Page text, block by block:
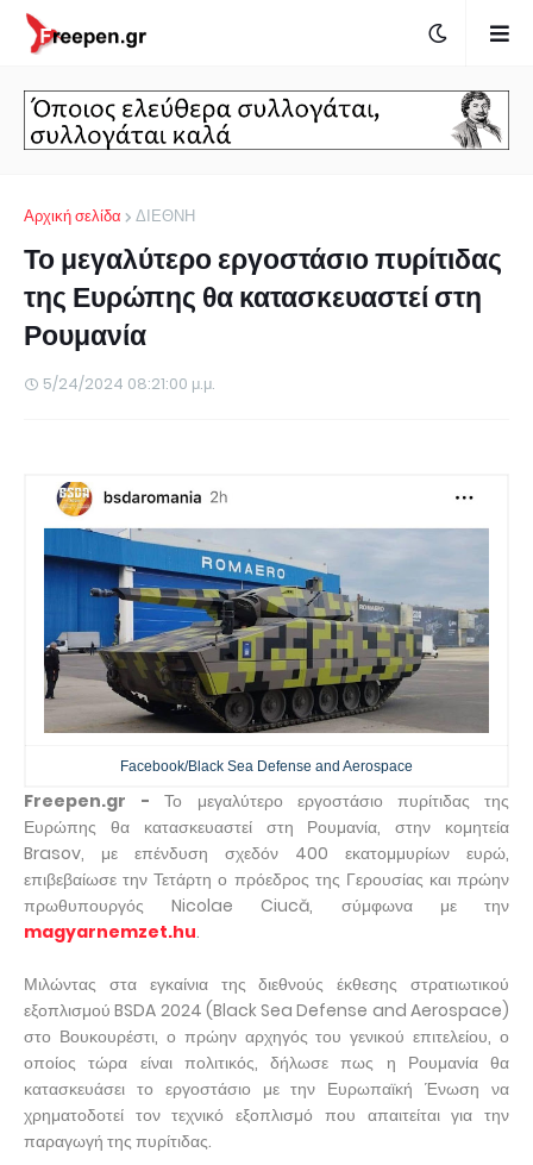
Αρχική σελίδα ΔΙΕΘΝΗ
Το μεγαλύτερο εργοστάσιο πυρίτιδας
της Ευρώπης θα κατασκευαστεί στη
Ρουμανία
5/24/2024 08:21:00 μ.μ.
Facebook/Black Sea Defense and Aerospace
Freepen.gr -Το μεγαλύτερο εργοστάσιο πυρίτιδας της
Ευρώπης θα κατασκευαστεί στη Ρουμανία, στην κομητεία
Brasov, με επένδυση σχεδόν 400 εκατομμυρίων ευρώ,
επιβεβαίωσε την Τετάρτη ο πρόεδρος της Γερουσίας και πρώην
πρωθυπουργός Nicolae Ciucă, σύμφωνα με την
magyarnemzet.hu.
Μιλώντας στα εγκαίνια της διεθνούς έκθεσης στρατιωτικού
εξοπλισμού BSDA 2024 (Black Sea Defense and Aerospace)
στο Βουκουρέστι, ο πρώην αρχηγός του γενικού επιτελείου, ο
οποίος τώρα είναι πολιτικός, δήλωσε πως η Ρουμανία θα
κατασκευάσει το εργοστάσιο με την Ευρωπαϊκή Ένωση να
χρηματοδοτεί τον τεχνικό εξοπλισμό που απαιτείται για την
παραγωγή της πυρίτιδας.